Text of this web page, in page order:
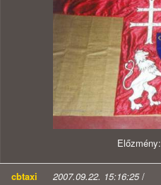
Előzmény:
cbtaxi 2007.09.22. 15:16:25/